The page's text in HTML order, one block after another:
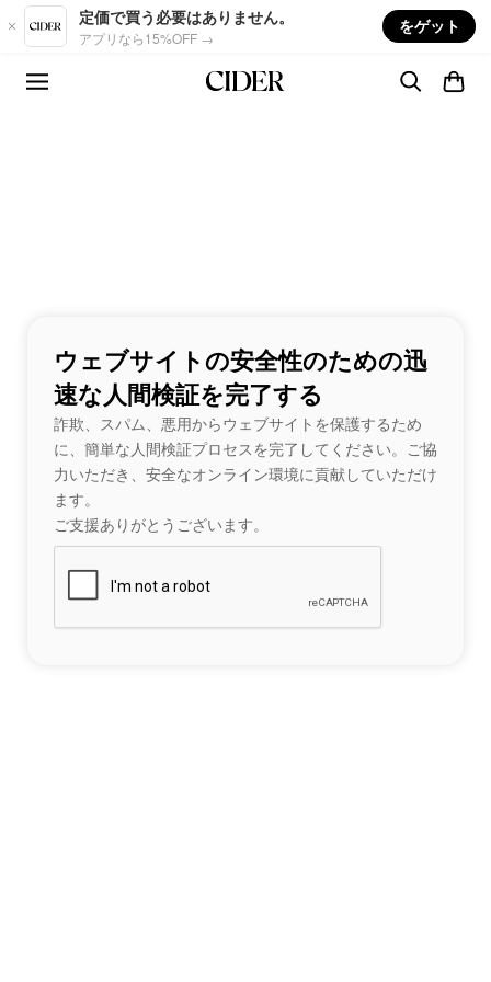
Skip to main content
定価で買う必要はありません。
アプリなら15%OFF →
をゲット
ウェブサイトの安全性のための迅
速な人間検証を完了する
詐欺、スパム、悪用からウェブサイトを保護するため
に、簡単な人間検証プロセスを完了してください。ご協
力いただき、安全なオンライン環境に貢献していただけ
ます。
ご支援ありがとうございます。